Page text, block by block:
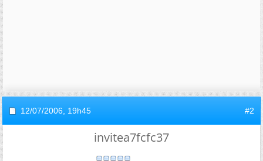
12/07/2006, 19h45 #2
invitea7fcfc37